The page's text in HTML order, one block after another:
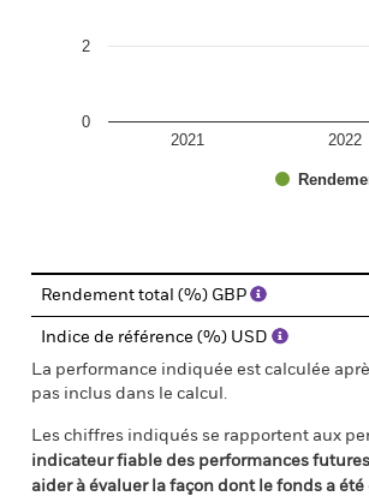
2021 2022
0
2
Rendement total (%) GBP
Indice de référence (%) USD
La performance indiquée est calculée
pas inclus dans le calcul.
Les chiffres indiqués se rapportent aux
indicateur fiable des performances
aider à évaluer la façon dont le fonds a été